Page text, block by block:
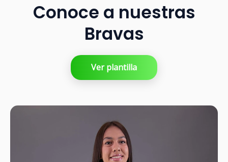
Conoce a nuestras
Bravas
Ver plantilla